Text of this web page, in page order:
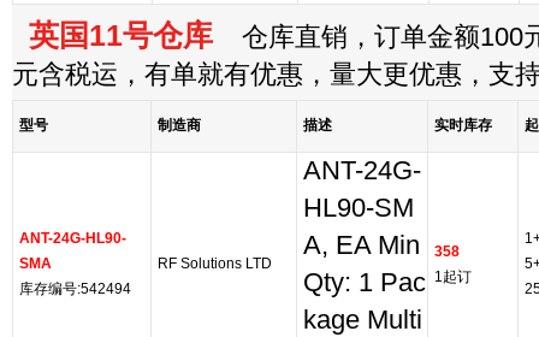
英国11号仓库 仓库直销，订单金额100
元含税运，有单就有优惠，量大更优惠，支
型号 制造商 描述 实时库存
ANT-24G-HL90-
SMA
库存编号:542494
RF Solutions LTD
ANT-24G-
HL90-SM
A, EA Min
Qty: 1 Pac
kage Multi
358
1起订